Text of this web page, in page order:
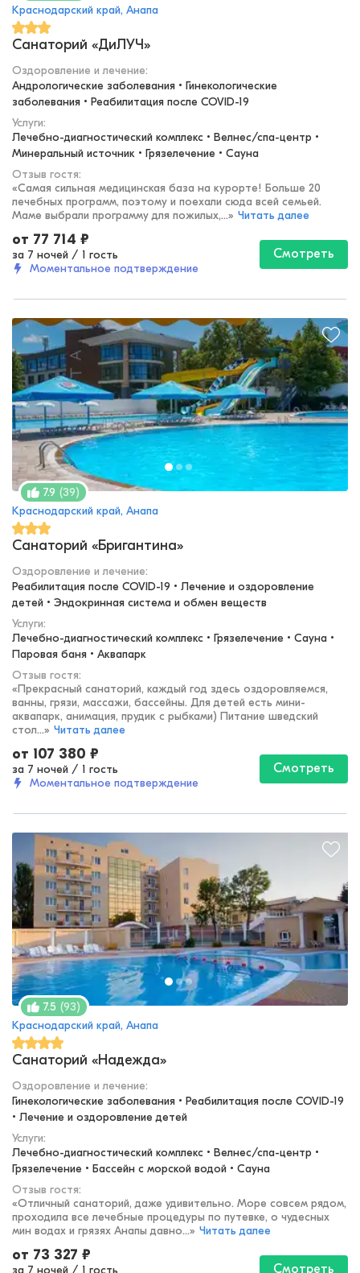
Краснодарский край, Анапа
Санаторий «ДиЛУЧ»
Оздоровление и лечение:
Андрологические заболевания • Гинекологические
заболевания • Реабилитация после COVID-19
Услуги:
Лечебно-диагностический комплекс • Велнес/спа-центр •
Минеральный источник • Грязелечение • Сауна
Отзыв гостя:
«Самая сильная медицинская база на курорте! Больше 20
лечебных программ, поэтому и поехали сюда всей семьей.
Маме выбрали программу для пожилых,...» Читать далее
от 77 714 ₽
за 7 ночей / 1 гость
Моментальное подтверждение
Смотреть
7.9 (39)
Краснодарский край, Анапа
Санаторий «Бригантина»
Оздоровление и лечение:
Реабилитация после COVID-19 • Лечение и оздоровление
детей • Эндокринная система и обмен веществ
Услуги:
Лечебно-диагностический комплекс • Грязелечение • Сауна •
Паровая баня • Аквапарк
Отзыв гостя:
«Прекрасный санаторий, каждый год здесь оздоровляемся,
ванны, грязи, массажи, бассейны. Для детей есть мини-
аквапарк, анимация, прудик с рыбками) Питание шведский
стол...» Читать далее
от 107 380 ₽
за 7 ночей / 1 гость
Моментальное подтверждение
Смотреть
7.5 (93)
Краснодарский край, Анапа
Санаторий «Надежда»
Оздоровление и лечение:
Гинекологические заболевания • Реабилитация после COVID-19
• Лечение и оздоровление детей
Услуги:
Лечебно-диагностический комплекс • Велнес/спа-центр •
Грязелечение • Бассейн с морской водой • Сауна
Отзыв гостя:
«Отличный санаторий, даже удивительно. Море совсем рядом,
проходила все лечебные процедуры по путевке, о чудесных
мин водах и грязях Анапы давно...» Читать далее
от 73 327 ₽
Смотреть